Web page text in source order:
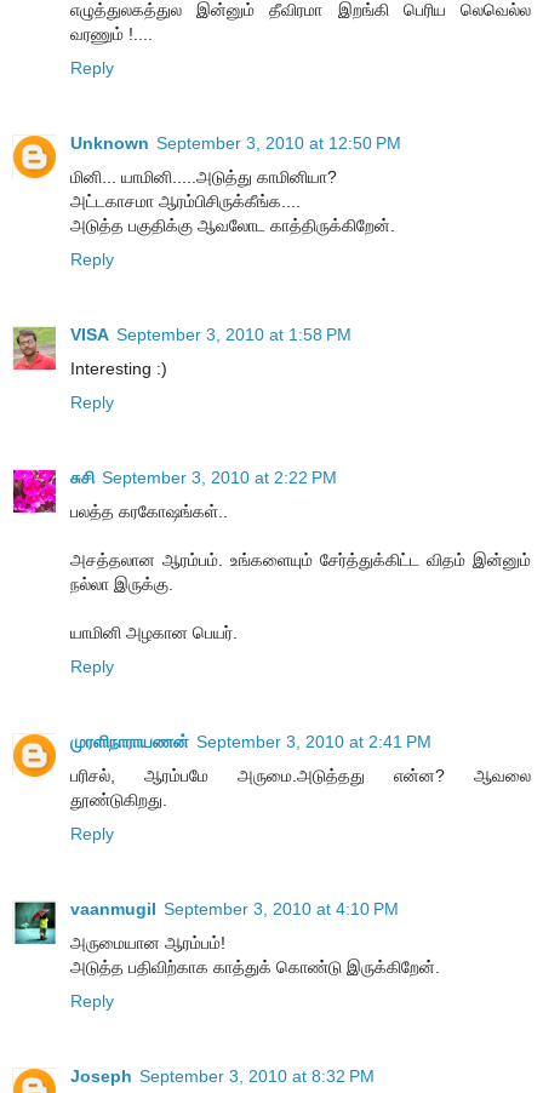
எழுத்துலகத்துல இன்னும் தீவிரமா இறங்கி பெரிய லெவெல்ல
வரணும் !....
Reply
Unknown September 3, 2010 at 12:50 PM
மினி... யாமினி.....அடுத்து காமினியா?
அட்டகாசமா ஆரம்பிசிருக்கீங்க....
அடுத்த பகுதிக்கு ஆவலோட காத்திருக்கிறேன்.
Reply
VISA September 3, 2010 at 1:58 PM
Interesting :)
Reply
சுசி September 3, 2010 at 2:22 PM
பலத்த கரகோஷங்கள்..
அசத்தலான ஆரம்பம். உங்களையும் சேர்த்துக்கிட்ட விதம் இன்னும்
நல்லா இருக்கு.
யாமினி அழகான பெயர்.
Reply
முரளிநாராயணன் September 3, 2010 at 2:41 PM
பரிசல், ஆரம்பமே அருமை.அடுத்தது என்ன? ஆவலை
தூண்டுகிறது.
Reply
vaanmugil September 3, 2010 at 4:10 PM
அருமையான ஆரம்பம்!
அடுத்த பதிவிற்காக காத்துக் கொண்டு இருக்கிறேன்.
Reply
Joseph September 3, 2010 at 8:32 PM